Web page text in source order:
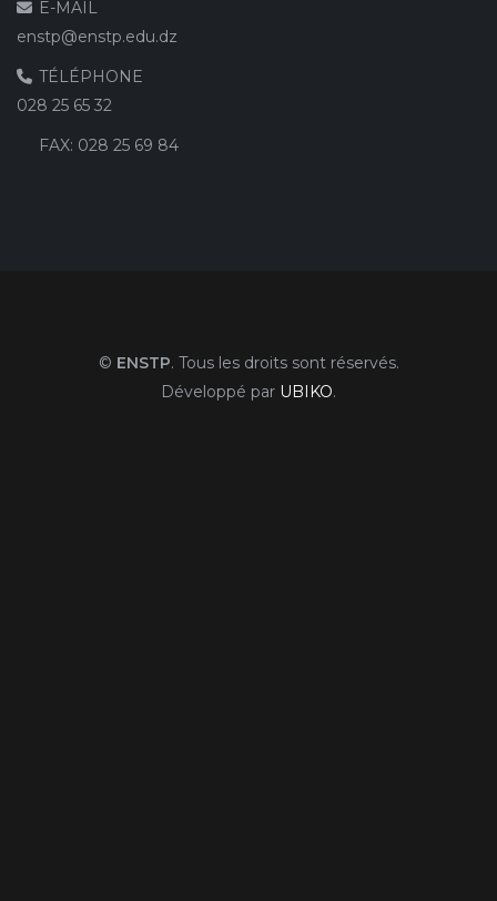
E-MAIL
enstp@enstp.edu.dz
TÉLÉPHONE
028 25 65 32
FAX: 028 25 69 84
© ENSTP. Tous les droits sont réservés.
Développé par UBIKO.